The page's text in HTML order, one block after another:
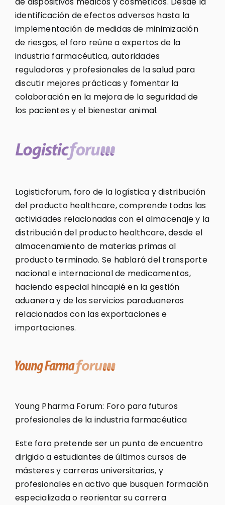
identificación de efectos adversos hasta la
implementación de medidas de minimización
de riesgos, el foro reúne a expertos de la
industria farmacéutica, autoridades
reguladoras y profesionales de la salud para
discutir mejores prácticas y fomentar la
colaboración en la mejora de la seguridad de
los pacientes y el bienestar animal.
Logisticforum, foro de la logística y distribución
del producto healthcare, comprende todas las
actividades relacionadas con el almacenaje y la
distribución del producto healthcare, desde el
almacenamiento de materias primas al
producto terminado. Se hablará del transporte
nacional e internacional de medicamentos,
haciendo especial hincapié en la gestión
aduanera y de los servicios paraduaneros
relacionados con las exportaciones e
importaciones.
Young Pharma Forum: Foro para futuros
profesionales de la industria farmacéutica
Este foro pretende ser un punto de encuentro
dirigido a estudiantes de últimos cursos de
másteres y carreras universitarias, y
profesionales en activo que busquen formación
especializada o reorientar su carrera